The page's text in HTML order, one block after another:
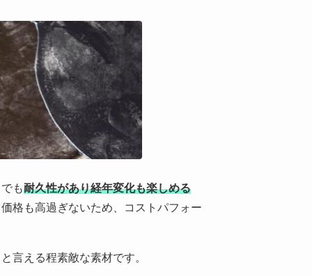
も耐久性があり経年変化も楽しめる
格も高過ぎないため、コストパフォー
と言える程素敵な素材です。